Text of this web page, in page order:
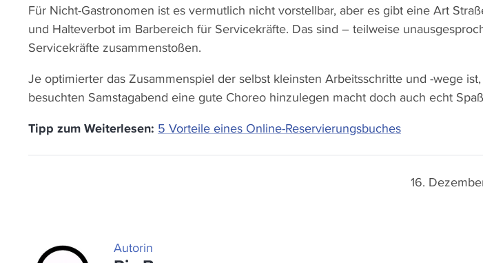
Für Nicht-Gastronomen ist es vermutlich nicht vorstellbar, aber es gibt eine Art
und Halteverbot im Barbereich für Servicekräfte. Das sind – teilweise
Servicekräfte zusammenstoßen.
Je optimierter das Zusammenspiel der selbst kleinsten Arbeitsschritte und -wege
besuchten Samstagabend eine gute Choreo hinzulegen macht doch auch echt
Tipp zum Weiterlesen: 5 Vorteile eines Online-Reservierungsbuches
16.
Autorin